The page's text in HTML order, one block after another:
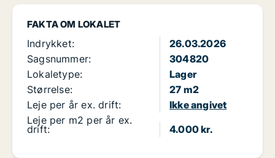
FAKTA OM LOKALET
Indrykket:
26.03.2026
Sagsnummer:
304820
Lokaletype:
Lager
Størrelse:
27 m2
Leje per år ex. drift:
Ikke angivet
Leje per m2 per år ex.
drift: 4.000 kr.